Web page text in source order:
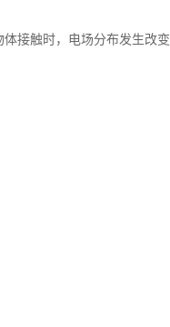
接触时，电场分布发生改